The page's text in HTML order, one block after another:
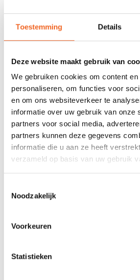
Toestemming Details
Deze website maakt gebruik van
We gebruiken cookies om content
personaliseren, om functies voor
en om ons websiteverkeer te
informatie over uw gebruik van onze
partners voor social media,
partners kunnen deze gegevens
informatie die u aan ze heeft
verzameld op basis van uw gebruik
Noodzakelijk
Voorkeuren
Statistieken
REVIEWS
Nog niet gewaardeerd
JE BEOORDELING
GERELATEERDE